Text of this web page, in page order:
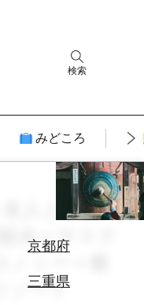
検索
みどころ
京都府
三重県
友人との旅 ×
光 × サステ
ゾート